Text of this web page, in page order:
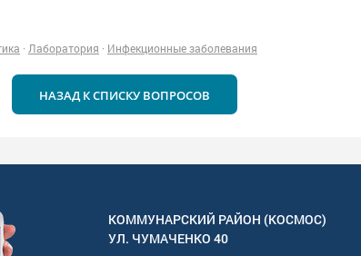
· Лаборатория · Инфекционные заболевания
НАЗАД К СПИСКУ ВОПРОСОВ
КОММУНАРСКИЙ РАЙОН (КОСМОС)
УЛ. ЧУМАЧЕНКО 40